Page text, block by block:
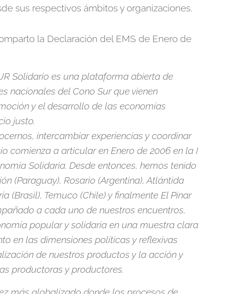
sus respectivos ámbitos y organizaciones.
la Declaración del EMS de Enero de
Solidario es una plataforma abierta de
nacionales del Cono Sur que vienen
y el desarrollo de las economías
justo.
intercambiar experiencias y coordinar
comienza a articular en Enero de 2006 en la I
Solidaria. Desde entonces, hemos tenido
(Paraguay), Rosario (Argentina), Atlántida
(Brasil), Temuco (Chile) y finalmente El Pinar
a cada uno de nuestros encuentros,
popular y solidaria en una muestra clara
en las dimensiones políticas y reflexivas
de nuestros productos y la acción y
productoras y productores.